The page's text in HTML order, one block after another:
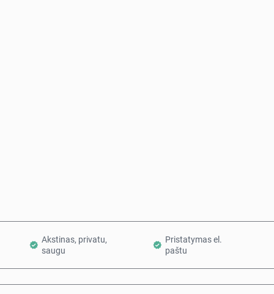
Akstinas, privatu,
saugu
Pristatymas el.
paštu